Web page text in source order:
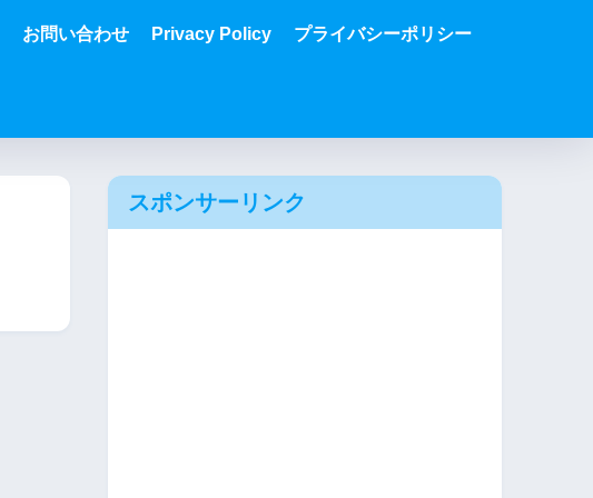
お問い合わせ Privacy Policy プライバシーポリシー
スポンサーリンク